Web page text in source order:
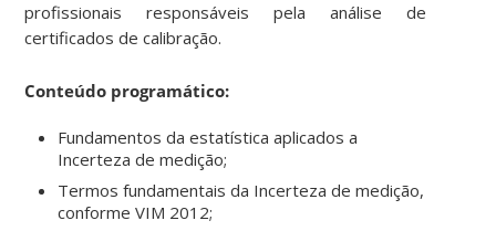
profissionais responsáveis pela análise de
certificados de calibração.
Conteúdo programático:
Fundamentos da estatística aplicados a
Incerteza de medição;
Termos fundamentais da Incerteza de medição,
conforme VIM 2012;